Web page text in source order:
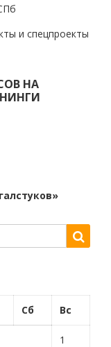
и спецпроекты
НА
Сб Вс
1